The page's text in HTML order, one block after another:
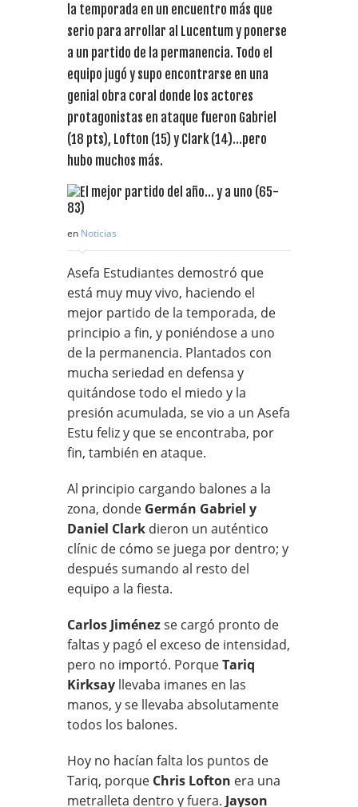
la temporada en un encuentro más que
serio para arrollar al Lucentum y ponerse
a un partido de la permanencia. Todo el
equipo jugó y supo encontrarse en una
genial obra coral donde los actores
protagonistas en ataque fueron Gabriel
(18 pts), Lofton (15) y Clark (14)…pero
hubo muchos más.
en Noticias
Asefa Estudiantes demostró que
está muy muy vivo, haciendo el
mejor partido de la temporada, de
principio a fin, y poniéndose a uno
de la permanencia. Plantados con
mucha seriedad en defensa y
quitándose todo el miedo y la
presión acumulada, se vio a un Asefa
Estu feliz y que se encontraba, por
fin, también en ataque.
Al principio cargando balones a la
zona, donde Germán Gabriel y
Daniel Clark dieron un auténtico
clínic de cómo se juega por dentro; y
después sumando al resto del
equipo a la fiesta.
Carlos Jiménezse cargó pronto de
faltas y pagó el exceso de intensidad,
pero no importó. PorqueTariq
Kirksay llevaba imanes en las
manos, y se llevaba absolutamente
todos los balones.
Hoy no hacían falta los puntos de
Tariq, porque Chris Lofton era una
metralleta dentro y fuera. Jayson